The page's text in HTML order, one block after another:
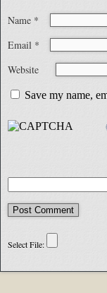
Name *
Email *
Website
Save my name,